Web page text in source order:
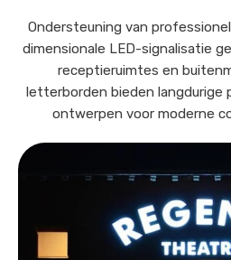
Ondersteuning van
dimensionale LED-signalisatie
receptieruimtes en
letterborden bieden langdurige
ontwerpen voor moderne